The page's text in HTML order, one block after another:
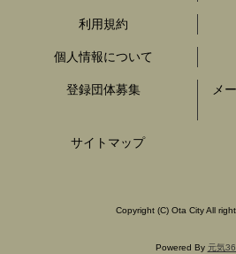
利用規約
個人情報について
登録団体募集
メ
サイトマップ
Copyright (C) Ota City All
Powered By 元気